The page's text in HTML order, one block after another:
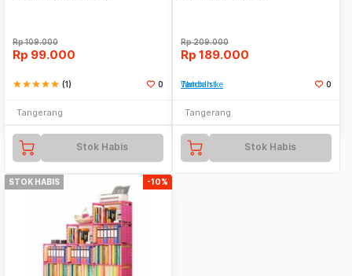
Rp109.000
Rp 99.000
starstarstarstarstar (1) 0
Tangerang
Stok Habis
Rp209.000
Rp 189.000
Tambah ke Watchlist 0
Tangerang
Stok Habis
STOK HABIS -10%